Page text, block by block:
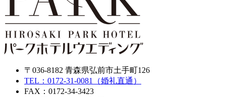
〒036-8182 青森県弘前市土手町126
TEL：0172-31-0081（婚礼直通）
FAX：0172-34-3423